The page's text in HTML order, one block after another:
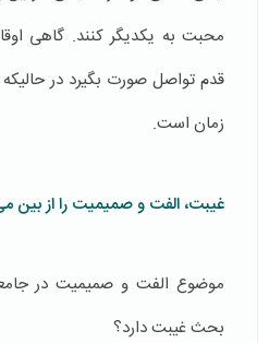
محبت به یکدیگر کنند. گاهی
قدم تواصل صورت بگیرد در
زمان است.
غیبت، الفت و صمیمیت را از بین
موضوع الفت و صمیمیت در
بحث غیبت دارد؟